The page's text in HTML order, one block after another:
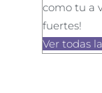
como tu a
fuertes!
Ver todas